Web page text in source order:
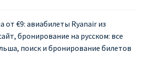
от €9: авиабилеты Ryanair из
бронирование на русском: все
поиск и бронирование билетов